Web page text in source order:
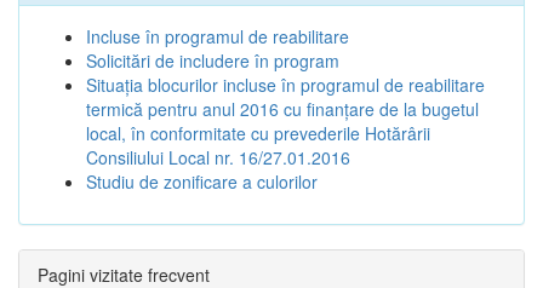
Incluse în programul de reabilitare
Solicitări de includere în program
Situația blocurilor incluse în programul de reabilitare
termică pentru anul 2016 cu finanțare de la bugetul
local, în conformitate cu prevederile Hotărârii
Consiliului Local nr. 16/27.01.2016
Studiu de zonificare a culorilor
Pagini vizitate frecvent